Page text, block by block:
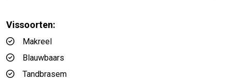
Vissoorten:
Makreel
Blauwbaars
Tandbrasem